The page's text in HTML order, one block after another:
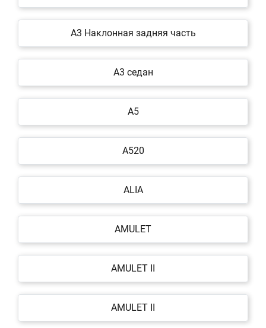
A3 Наклонная задняя часть
A3 седан
A5
A520
ALIA
AMULET
AMULET II
AMULET II